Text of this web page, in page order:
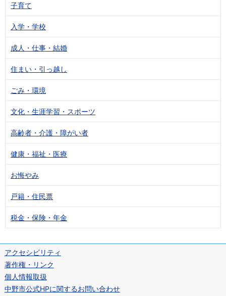
子育て
入学・学校
成人・仕事・結婚
住まい・引っ越し
ごみ・環境
文化・生涯学習・スポーツ
高齢者・介護・障がい者
健康・福祉・医療
お悔やみ
戸籍・住民票
税金・保険・年金
アクセシビリティ
著作権・リンク
個人情報取扱
中野市公式HPに関するお問い合わせ